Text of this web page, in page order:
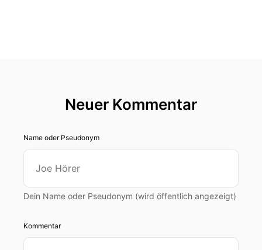
Neuer Kommentar
Name oder Pseudonym
Dein Name oder Pseudonym (wird öffentlich angezeigt)
Kommentar